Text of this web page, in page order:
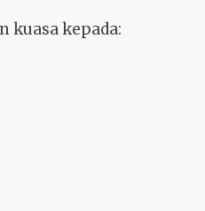
kuasa kepada: